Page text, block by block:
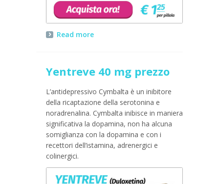
Read more
Yentreve 40 mg prezzo
L’antidepressivo Cymbalta è un inibitore
della ricaptazione della serotonina e
noradrenalina. Cymbalta inibisce in maniera
significativa la dopamina, non ha alcuna
somiglianza con la dopamina e con i
recettori dell’istamina, adrenergici e
colinergici.